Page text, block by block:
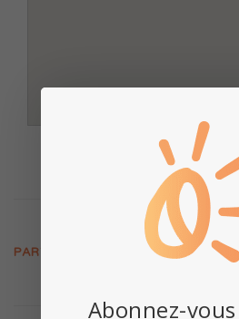
PARTAGER CETTE PAGE:
Abonnez-